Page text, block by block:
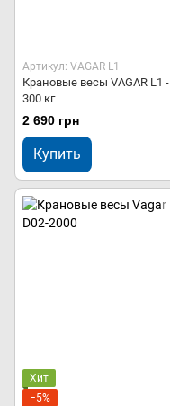
Артикул: VAGAR L1
Крановые весы VAGAR L1 -
300 кг
2 690 грн
Купить
Хит
−5%